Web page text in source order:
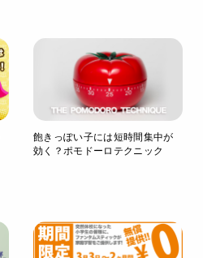
飽きっぽい子には短時間集中が
効く？ポモドーロテクニック